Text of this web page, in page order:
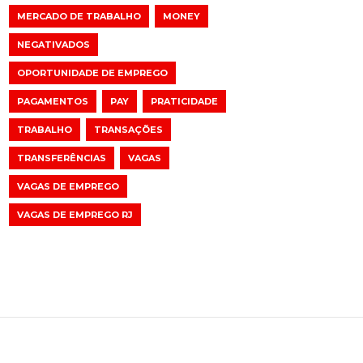
MERCADO DE TRABALHO MONEY
NEGATIVADOS
OPORTUNIDADE DE EMPREGO
PAGAMENTOS PAY PRATICIDADE
TRABALHO TRANSAÇÕES
TRANSFERÊNCIAS VAGAS
VAGAS DE EMPREGO
VAGAS DE EMPREGO RJ